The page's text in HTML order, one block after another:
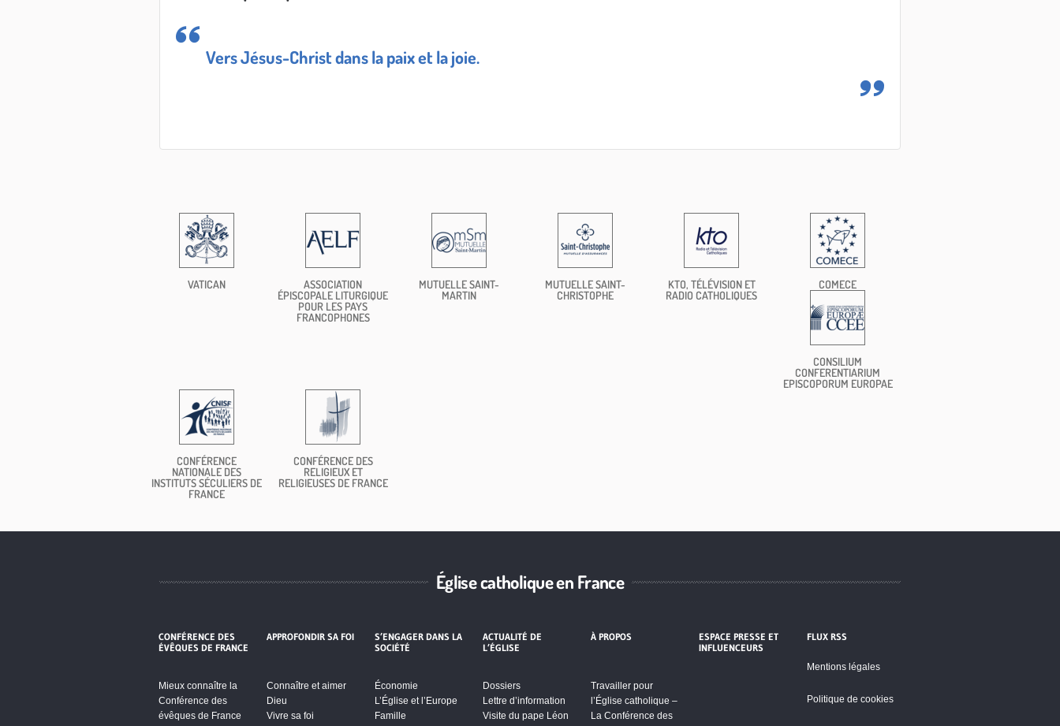
Vers Jésus-Christ dans la paix et la joie.
VATICAN
ASSOCIATION
ÉPISCOPALE LITURGIQUE
POUR LES PAYS
FRANCOPHONES
MUTUELLE SAINT-
MARTIN
MUTUELLE SAINT-
CHRISTOPHE
KTO, TÉLÉVISION ET
RADIO CATHOLIQUES
COMECE
CONSILIUM
CONFERENTIARIUM
EPISCOPORUM EUROPAE
CONFÉRENCE
NATIONALE DES
INSTITUTS SÉCULIERS DE
FRANCE
CONFÉRENCE DES
RELIGIEUX ET
RELIGIEUSES DE FRANCE
Église catholique en France
CONFÉRENCE DES
ÉVÊQUES DE FRANCE
Mieux connaître la
Conférence des
évêques de France
APPROFONDIR SA FOI
Connaître et aimer
Dieu
Vivre sa foi
S’ENGAGER DANS LA
SOCIÉTÉ
Économie
L’Église et l’Europe
Famille
ACTUALITÉ DE
L’ÉGLISE
Dossiers
Lettre d’information
Visite du pape Léon
À PROPOS
Travailler pour
l’Église catholique –
La Conférence des
ESPACE PRESSE ET
INFLUENCEURS
FLUX RSS
Mentions légales
Politique de cookies